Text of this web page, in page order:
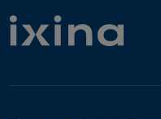
hier: